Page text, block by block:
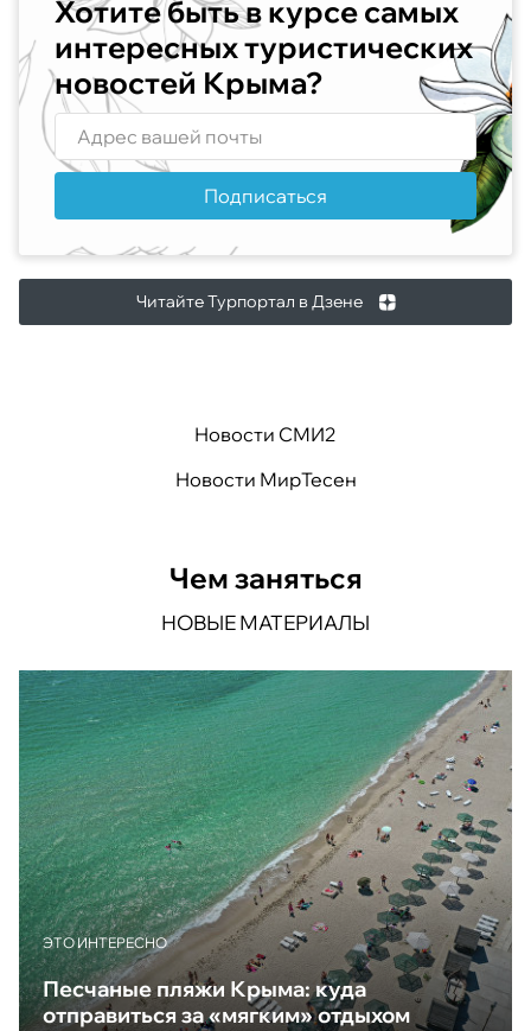
Хотите быть в курсе самых
интересных туристических
новостей Крыма?
Подписаться
Читайте Турпортал в Дзене
Новости СМИ2
Новости МирТесен
Чем заняться
НОВЫЕ МАТЕРИАЛЫ
ЭТО ИНТЕРЕСНО
Песчаные пляжи Крыма: куда
отправиться за «мягким» отдыхом